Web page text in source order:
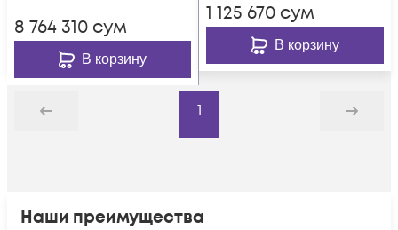
8 764 310 сум
В корзину
1 125 670 сум
В корзину
Назад
1
Дальше
Наши преимущества